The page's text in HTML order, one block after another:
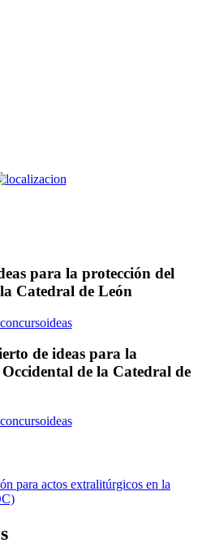
para la protección del
Catedral de León
de ideas para la
de la Catedral de
para actos extralitúrgicos en la